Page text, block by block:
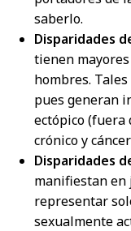
saberlo.
Disparidades
tienen
hombres.
pues generan
ectópico
crónico y
Disparidades
manifiestan en
representar
sexualmente